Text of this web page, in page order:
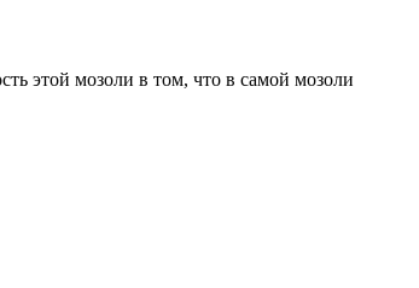
этой мозоли в том, что в самой мозоли